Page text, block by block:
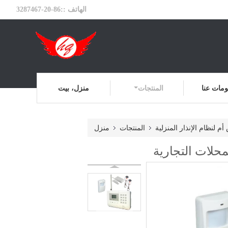
الهاتف ::86-20-3287467
منزل، بيت المنتجات عنا
منزل المنتجات لنظام الإنذار المنزلية